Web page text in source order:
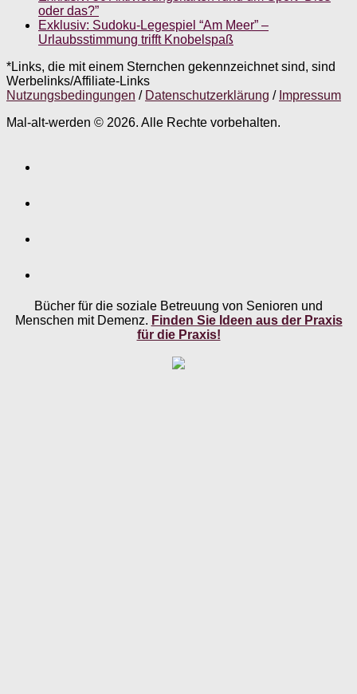
oder das?”
Exklusiv: Sudoku-Legespiel “Am Meer” –
Urlaubsstimmung trifft Knobelspaß
*Links, die mit einem Sternchen gekennzeichnet sind, sind
Werbelinks/Affiliate-Links
Nutzungsbedingungen / Datenschutzerklärung / Impressum
Mal-alt-werden © 2026. Alle Rechte vorbehalten.
Bücher für die soziale Betreuung von Senioren und
Menschen mit Demenz. Finden Sie Ideen aus der Praxis
für die Praxis!